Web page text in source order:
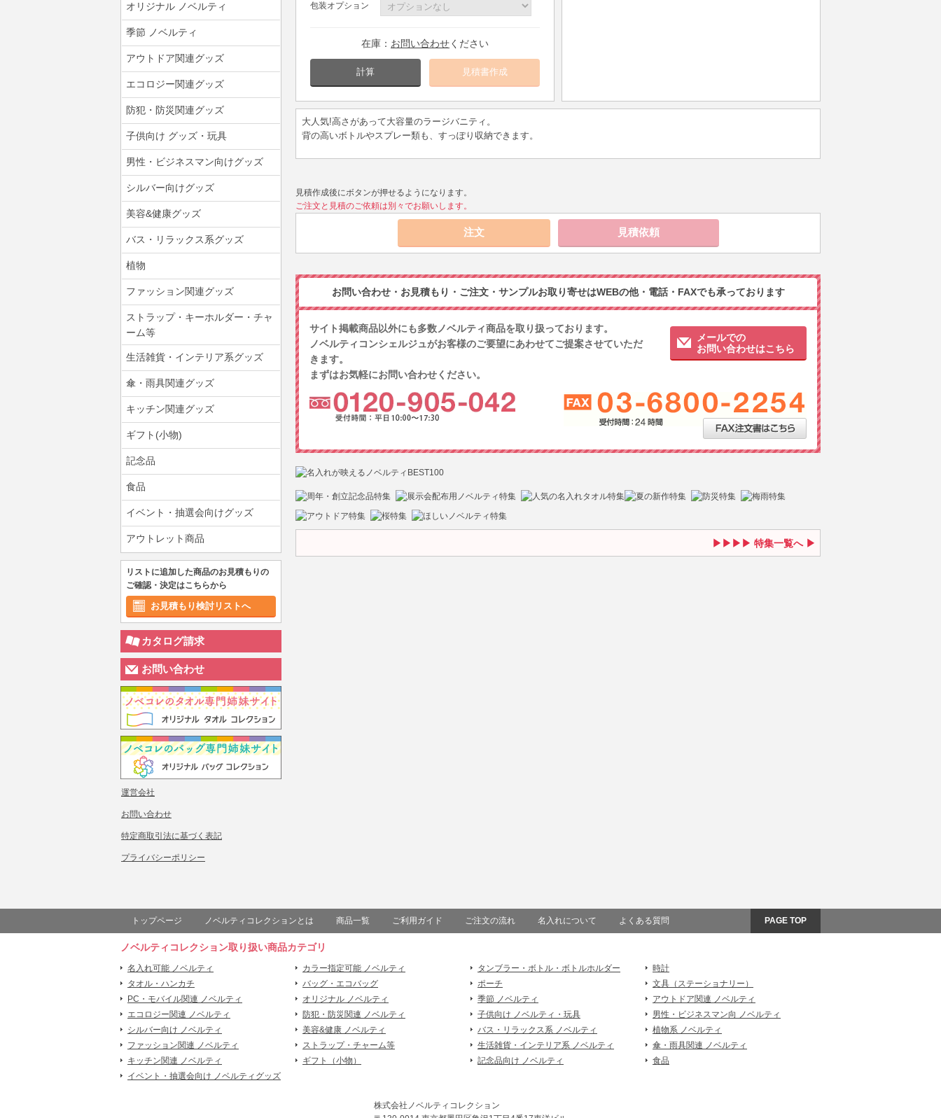
オリジナル ノベルティ
季節 ノベルティ
アウトドア関連グッズ
エコロジー関連グッズ
防犯・防災関連グッズ
子供向け グッズ・玩具
男性・ビジネスマン向けグッズ
シルバー向けグッズ
美容&健康グッズ
バス・リラックス系グッズ
植物
ファッション関連グッズ
ストラップ・キーホルダー・チャ
ーム等
生活雑貨・インテリア系グッズ
傘・雨具関連グッズ
キッチン関連グッズ
ギフト(小物)
記念品
食品
イベント・抽選会向けグッズ
アウトレット商品
リストに追加した商品のお見積もりの
ご確認・決定はこちらから
お見積もり検討リストへ
カタログ請求
お問い合わせ
運営会社
お問い合わせ
特定商取引法に基づく表記
プライバシーポリシー
包装オプション
在庫： お問い合わせください
計算
大人気!高さがあって大容量のラージバニティ。
背の高いボトルやスプレー類も、すっぽり収納できます。
見積作成後にボタンが押せるようになります。
ご注文と見積のご依頼は別々でお願いします。
お問い合わせ・お見積もり・ご注文・サンプルお取り寄せはWEBの他・電話・FAXでも承っております
サイト掲載商品以外にも多数ノベルティ商品を取り扱っております。
ノベルティコンシェルジュがお客様のご要望にあわせてご提案させていただ
きます。
まずはお気軽にお問い合わせください。
メールでの
お問い合わせはこちら
特集一覧へ
トップページ ノベルティコレクションとは 商品一覧 ご利用ガイド ご注文の流れ 名入れについて よくある質問 PAGE TOP
ノベルティコレクション取り扱い商品カテゴリ
名入れ可能 ノベルティ カラー指定可能 ノベルティ タンブラー・ボトル・ボトルホルダー
時計
タオル・ハンカチ
バッグ・エコバッグ ポーチ
文具（ステーショナリー）
PC・モバイル関連 ノベルティ
オリジナル ノベルティ 季節 ノベルティ
アウトドア関連 ノベルティ
エコロジー関連 ノベルティ
防犯・防災関連 ノベルティ 子供向け ノベルティ・玩具
男性・ビジネスマン向 ノベルティ
シルバー向け ノベルティ
美容&健康 ノベルティ バス・リラックス系 ノベルティ
植物系 ノベルティ
ファッション関連 ノベルティ
ストラップ・チャーム等 生活雑貨・インテリア系 ノベルティ
傘・雨具関連 ノベルティ
キッチン関連 ノベルティ
ギフト（小物） 記念品向け ノベルティ
食品
イベント・抽選会向け ノベルティグッズ
株式会社ノベルティコレクション